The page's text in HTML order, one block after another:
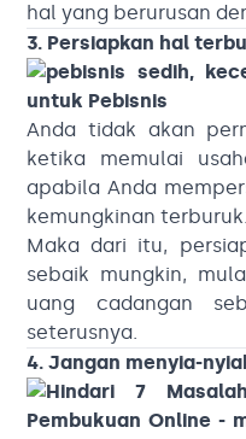
hal yang berurusan
3. Persiapkan hal
Anda tidak akan
ketika memulai
apabila Anda
kemungkinan terburuk.
Maka dari itu,
sebaik mungkin,
uang cadangan
seterusnya.
4. Jangan menyia-